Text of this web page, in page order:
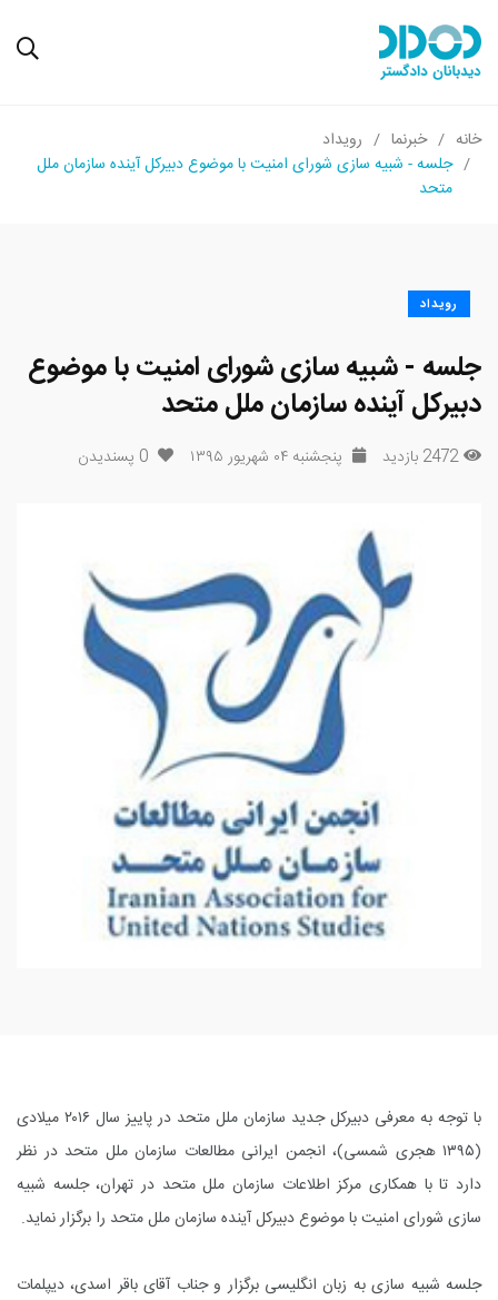
خانه خبرنما
رویداد
جلسه - شبیه سازی شورای امنیت با موضوع دبیرکل آینده سازمان ملل
متحد
رویداد
جلسه - شبیه سازی شورای امنیت با موضوع
دبیرکل آینده سازمان ملل متحد
2472 بازدید پنجشنبه ۰۴ شهریور ۱۳۹۵ 0 پسندیدن
با توجه به معرفی دبیرکل جدید سازمان ملل متحد در پاییز سال ۲۰۱۶ میلادی
(۱۳۹۵ هجری شمسی)، انجمن ایرانی مطالعات سازمان ملل متحد در نظر
دارد تا با همکاری مرکز اطلاعات سازمان ملل متحد در تهران، جلسه شبیه
سازی شورای امنیت با موضوع دبیرکل آینده سازمان ملل متحد را برگزار نماید.
جلسه شبیه سازی به زبان انگلیسی برگزار و جناب آقای باقر اسدی، دیپلمات